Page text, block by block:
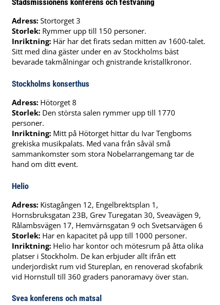
Adress: Stortorget 3
Storlek: Rymmer upp till 150 personer.
Inriktning: Här har det firats sedan mitten av 1600-talet.
Sitt med dina gäster under en av Stockholms bäst
bevarade takmålningar och gnistrande kristallkronor.
Stockholms konserthus
Adress: Hötorget 8
Storlek: Den största salen rymmer upp till 1770
personer.
Inriktning: Mitt på Hötorget hittar du Ivar Tengboms
grekiska musikpalats. Med vana från såväl små
sammankomster som stora Nobelarrangemang tar de
hand om ditt event.
Helio
Adress: Kistagången 12, Engelbrektsplan 1,
Hornsbruksgatan 23B, Grev Turegatan 30, Sveavägen 9,
Rålambsvägen 17, Hemvärnsgatan 9 och Svetsarvägen 6
Storlek: Har en kapacitet på upp till 1000 personer.
Inriktning: Helio har kontor och mötesrum på åtta olika
platser i Stockholm. De kan erbjuder allt ifrån ett
underjordiskt rum vid Stureplan, en renoverad skofabrik
vid Hornstull till 360 graders panoramavy över stan.
Svea konferens och matsal